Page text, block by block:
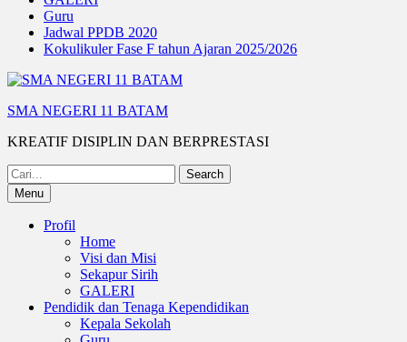
Guru
Jadwal PPDB 2020
Kokulikuler Fase F tahun Ajaran 2025/2026
SMA NEGERI 11 BATAM
KREATIF DISIPLIN DAN BERPRESTASI
Search
for:Menu
Profil
Home
Visi dan Misi
Sekapur Sirih
GALERI
Pendidik dan Tenaga Kependidikan
Kepala Sekolah